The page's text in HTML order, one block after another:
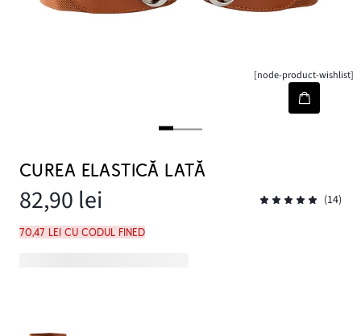
[node-product-wishlist]
CUREA ELASTICĂ LATĂ
82,90 lei (14)
70,47 lei cu codul FINED